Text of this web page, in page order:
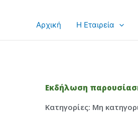
Αρχική Η Εταιρεία
Εκδήλωση
Κατηγορίες: Μη